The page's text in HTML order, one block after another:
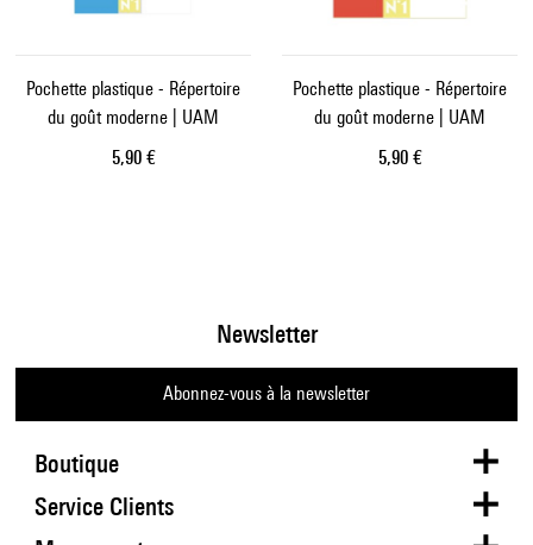
Pochette plastique - Répertoire
du goût moderne | UAM
Prix ​​actuel
5,90 €
Pochette plastique - Répertoire
du goût moderne | UAM
Prix ​​actuel
5,90 €
Boutique
Newsletter
Abonnez-vous à la newsletter
Service Clients